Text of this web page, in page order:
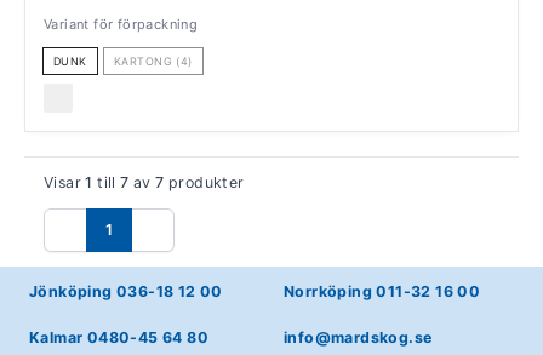
Variant för förpackning
DUNK KARTONG (4)
Visar1 till7 av7 produkter
Föregående
1
Nästa
Jönköping 036-18 12 00 Norrköping 011-32 16 00
Kalmar 0480-45 64 80 info@mardskog.se